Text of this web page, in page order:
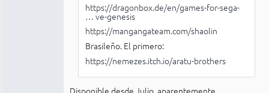
https://dragonbox.de/en/games-for-sega-
… ve-genesis
https://mangangateam.com/shaolin
Brasileño. El primero:
https://nemezes.itch.io/aratu-brothers